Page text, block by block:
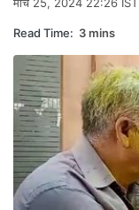
Read Time: 3 mins